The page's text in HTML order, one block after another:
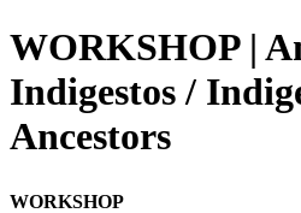
WORKSHOP |
Indigestos /
Ancestors
WORKSHOP